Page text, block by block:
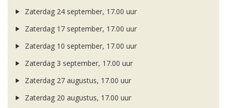
Zaterdag 24 september, 17.00 uur
Zaterdag 17 september, 17.00 uur
Zaterdag 10 september, 17.00 uur
Zaterdag 3 september, 17.00 uur
Zaterdag 27 augustus, 17.00 uur
Zaterdag 20 augustus, 17.00 uur